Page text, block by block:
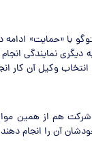
با «حمایت»‌
دیگری نمایندگی
وکیل آن کار
هم از همین
آن را انجام